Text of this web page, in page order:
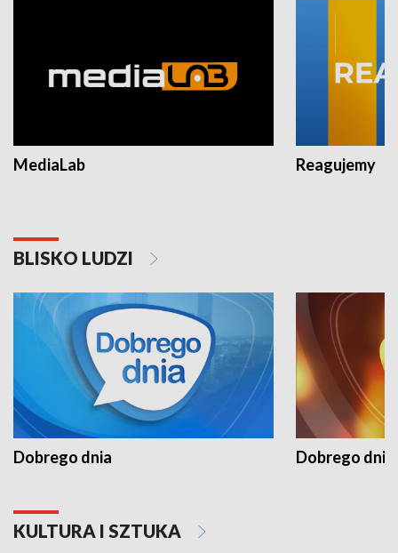
MediaLab Reagujemy
BLISKO LUDZI
Dobrego dnia Dobrego dnia
KULTURA I SZTUKA